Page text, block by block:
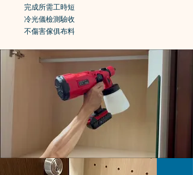
完成所需工時短
冷光儀檢測驗收
​不傷害傢俱布料